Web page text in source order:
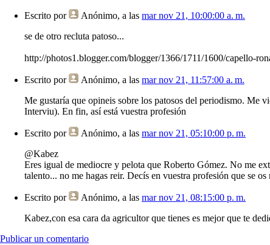
Escrito por Anónimo, a las mar nov 21, 10:00:00 a. m.
se de otro recluta patoso...
http://photos1.blogger.com/blogger/1366/1711/1600/capello-
Escrito por Anónimo, a las mar nov 21, 11:57:00 a. m.
Me gustaría que opineis sobre los patosos del periodismo. Me
Interviu). En fin, así está vuestra profesión
Escrito por Anónimo, a las mar nov 21, 05:10:00 p. m.
@Kabez
Eres igual de mediocre y pelota que Roberto Gómez. No me
talento... no me hagas reir. Decís en vuestra profesión que se
Escrito por Anónimo, a las mar nov 21, 08:15:00 p. m.
Kabez,con esa cara da agricultor que tienes es mejor que te
Publicar un comentario